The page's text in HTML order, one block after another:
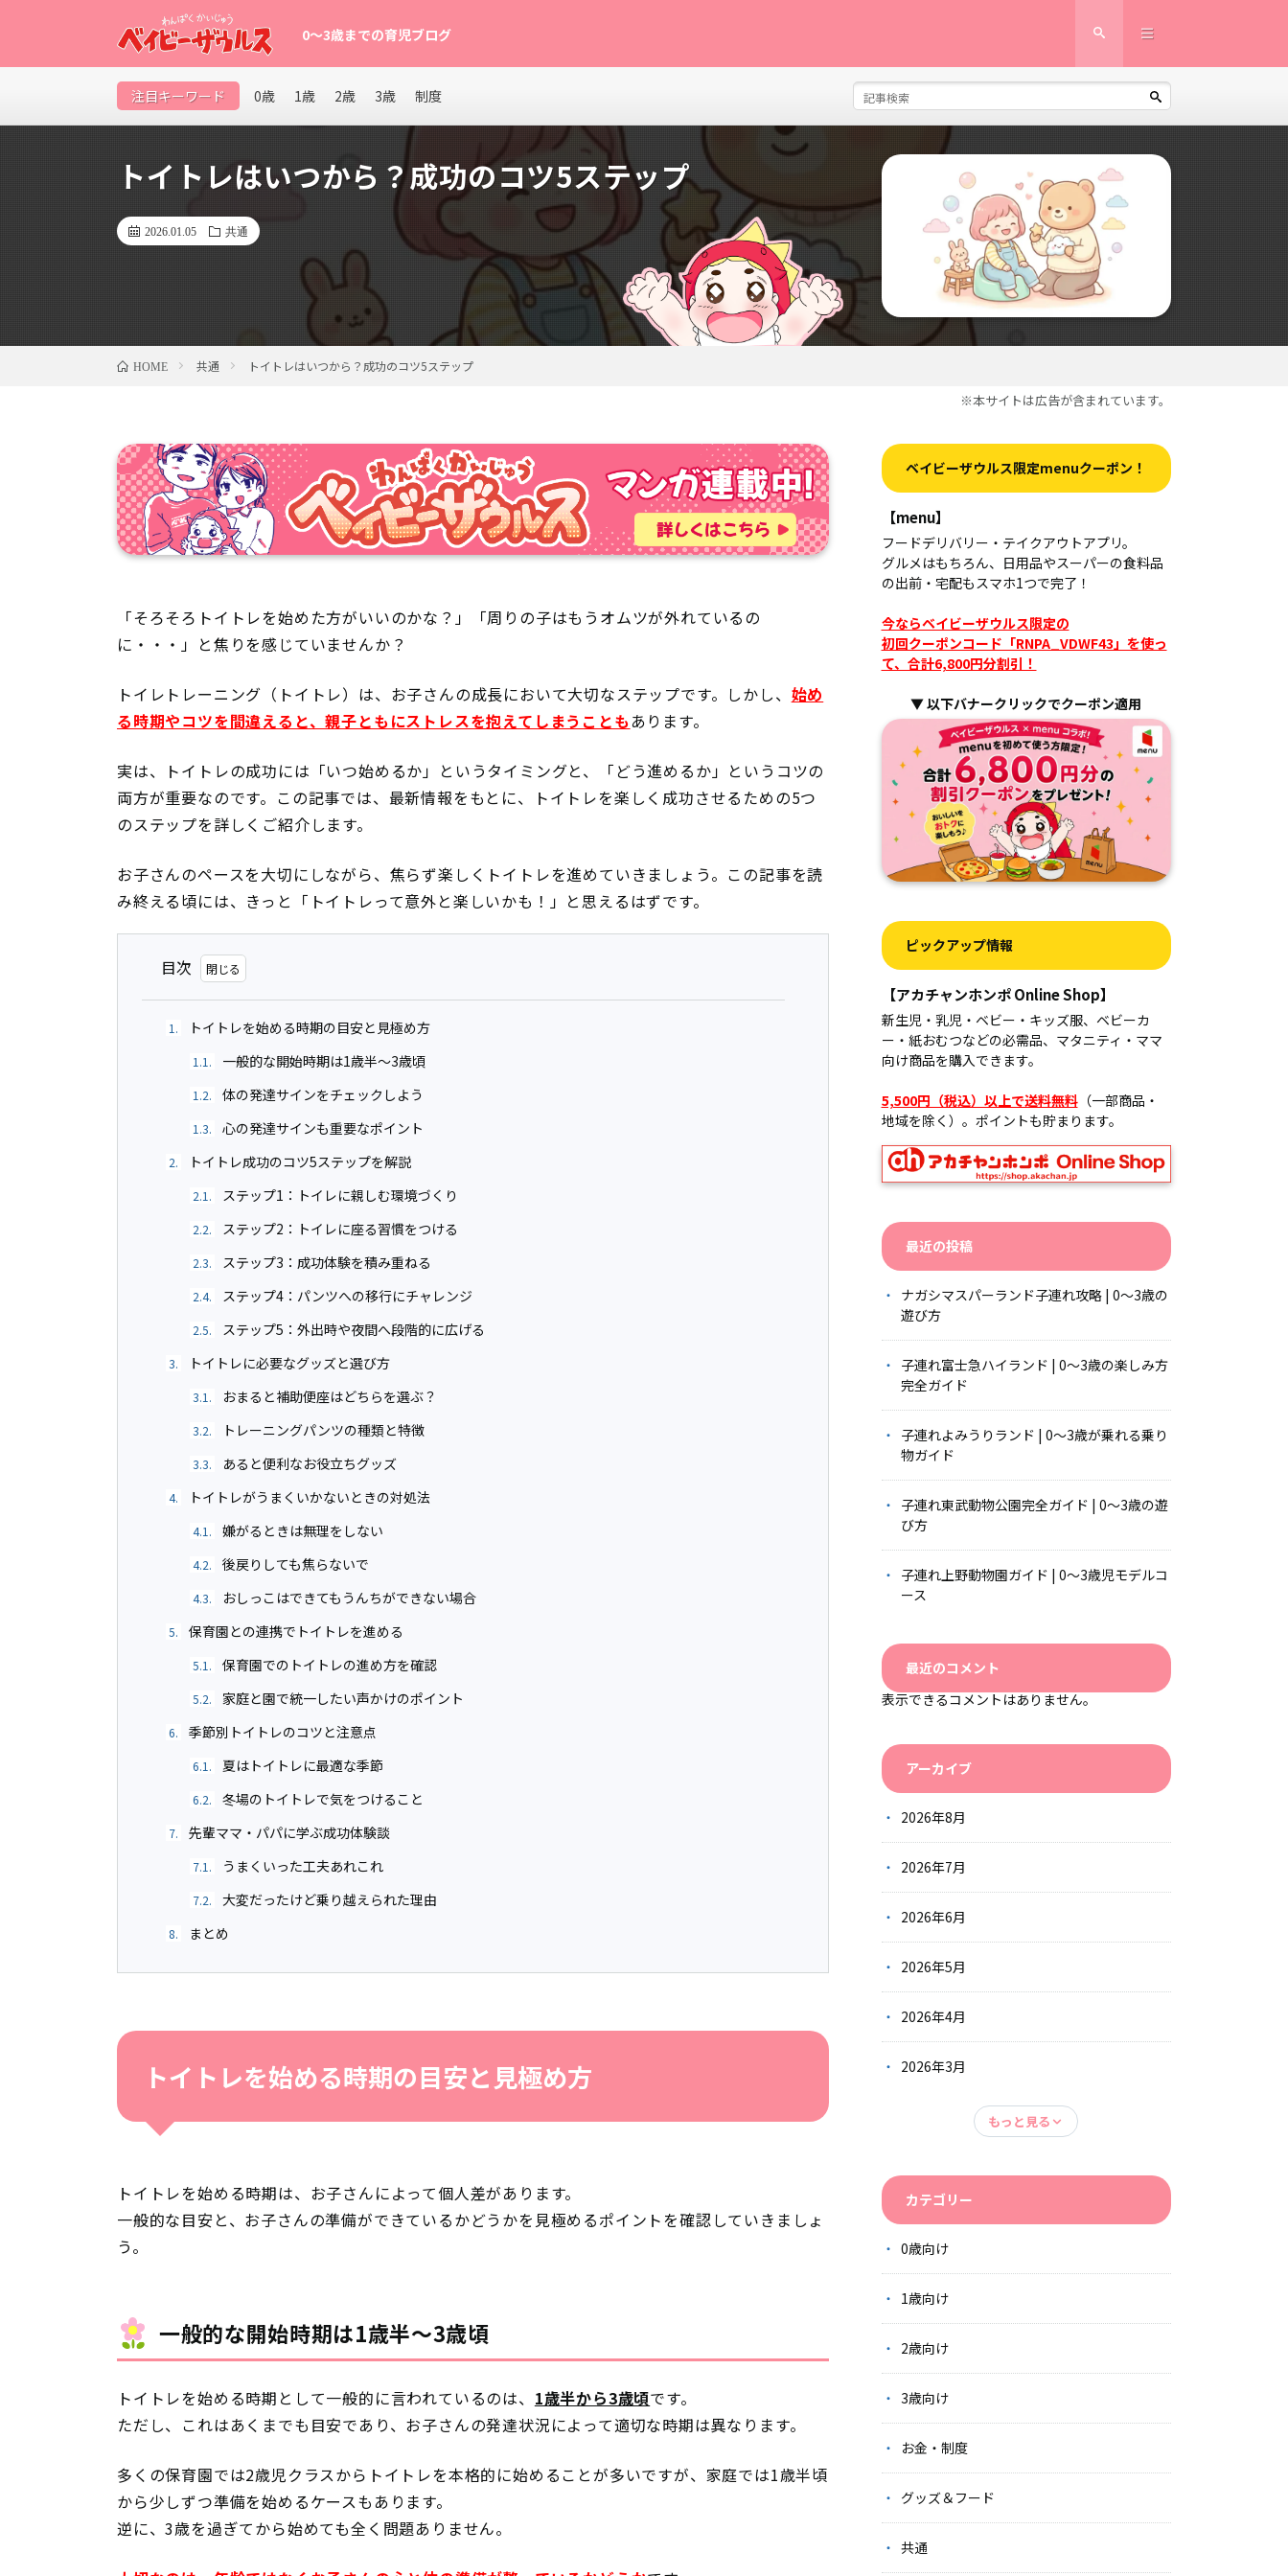
0〜3歳の赤ちゃん・幼児を育てるパパママ向け育児ブログ。月齢別の発達目安、離乳食レシピ、寝かしつけのコツ、育児グッズレビュー
0〜3歳までの育児ブログ
注目キーワード 0歳 1歳 2歳 3歳 制度
トイトレはいつから？成功のコツ5ステップ
2026.01.05 共通
HOME 共通 トイトレはいつから？成功のコツ5ステップ
※本サイトは広告が含まれています。
「そろそろトイトレを始めた方がいいのかな？」「周りの子はもうオムツが外れているの
に・・・」と焦りを感じていませんか？
トイレトレーニング（トイトレ）は、お子さんの成長において大切なステップです。しかし、 始め
る時期やコツを間違えると、親子ともにストレスを抱えてしまうこともあります。
実は、トイトレの成功には「いつ始めるか」というタイミングと、「どう進めるか」というコツの
両方が重要なのです。この記事では、最新情報をもとに、トイトレを楽しく成功させるための5つ
のステップを詳しくご紹介します。
お子さんのペースを大切にしながら、焦らず楽しくトイトレを進めていきましょう。この記事を読
み終える頃には、きっと「トイトレって意外と楽しいかも！」と思えるはずです。
目次
1. トイトレを始める時期の目安と見極め方
1.1. 一般的な開始時期は1歳半〜3歳頃
1.2. 体の発達サインをチェックしよう
1.3. 心の発達サインも重要なポイント
2. トイトレ成功のコツ5ステップを解説
2.1. ステップ1：トイレに親しむ環境づくり
2.2. ステップ2：トイレに座る習慣をつける
2.3. ステップ3：成功体験を積み重ねる
2.4. ステップ4：パンツへの移行にチャレンジ
2.5. ステップ5：外出時や夜間へ段階的に広げる
3. トイトレに必要なグッズと選び方
3.1. おまると補助便座はどちらを選ぶ？
3.2. トレーニングパンツの種類と特徴
3.3. あると便利なお役立ちグッズ
4. トイトレがうまくいかないときの対処法
4.1. 嫌がるときは無理をしない
4.2. 後戻りしても焦らないで
4.3. おしっこはできてもうんちができない場合
5. 保育園との連携でトイトレを進める
5.1. 保育園でのトイトレの進め方を確認
5.2. 家庭と園で統一したい声かけのポイント
6. 季節別トイトレのコツと注意点
6.1. 夏はトイトレに最適な季節
6.2. 冬場のトイトレで気をつけること
7. 先輩ママ・パパに学ぶ成功体験談
7.1. うまくいった工夫あれこれ
7.2. 大変だったけど乗り越えられた理由
8. まとめ
トイトレを始める時期の目安と見極め方
トイトレを始める時期は、お子さんによって個人差があります。
一般的な目安と、お子さんの準備ができているかどうかを見極めるポイントを確認していきましょ
う。
一般的な開始時期は1歳半〜3歳頃
トイトレを始める時期として一般的に言われているのは、 1歳半から3歳頃です。
ただし、これはあくまでも目安であり、お子さんの発達状況によって適切な時期は異なります。
多くの保育園では2歳児クラスからトイトレを本格的に始めることが多いですが、家庭では1歳半頃
から少しずつ準備を始めるケースもあります。
逆に、3歳を過ぎてから始めても全く問題ありません。
ベイビーザウルス限定menuクーポン！
【menu】
フードデリバリー・テイクアウトアプリ。
グルメはもちろん、日用品やスーパーの食料品
の出前・宅配もスマホ1つで完了！
今ならベイビーザウルス限定の
初回クーポンコード「RNPA_VDWF43」を使っ
て、合計6,800円分割引！
▼ 以下バナークリックでクーポン適用
ピックアップ情報
【アカチャンホンポ Online Shop】
新生児・乳児・ベビー・キッズ服、ベビーカ
ー・紙おむつなどの必需品、マタニティ・ママ
向け商品を購入できます。
5,500円（税込）以上で送料無料（一部商品・
地域を除く）。ポイントも貯まります。
最近の投稿
ナガシマスパーランド子連れ攻略 | 0〜3歳の
遊び方
子連れ富士急ハイランド | 0〜3歳の楽しみ方
完全ガイド
子連れよみうりランド | 0〜3歳が乗れる乗り
物ガイド
子連れ東武動物公園完全ガイド | 0〜3歳の遊
び方
子連れ上野動物園ガイド | 0〜3歳児モデルコ
ース
最近のコメント
表示できるコメントはありません。
アーカイブ
2026年8月
2026年7月
2026年6月
2026年5月
2026年4月
2026年3月
もっと見る
カテゴリー
0歳向け
1歳向け
2歳向け
3歳向け
お金・制度
グッズ＆フード
共通